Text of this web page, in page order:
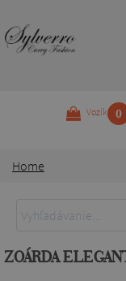
Vozík 0
Home
ZOÁRDA